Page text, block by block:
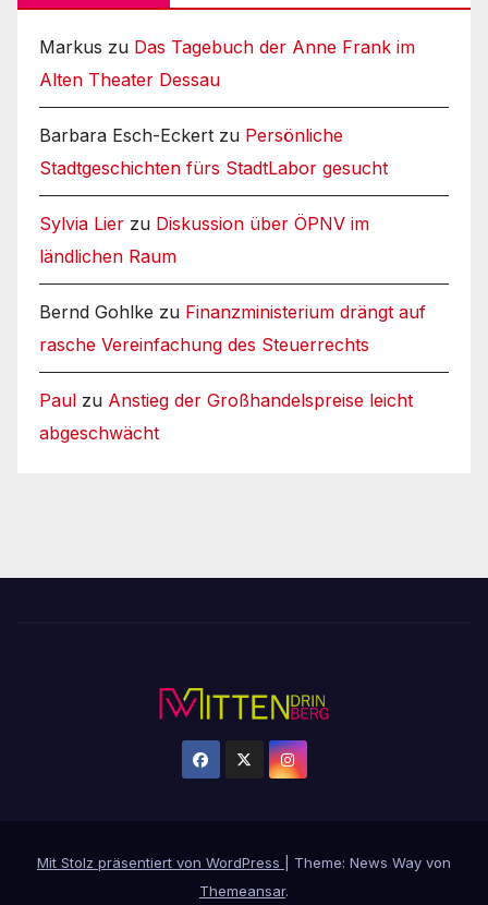
Markus zu Das Tagebuch der Anne Frank im
Alten Theater Dessau
Barbara Esch-Eckert zu Persönliche
Stadtgeschichten fürs StadtLabor gesucht
Sylvia Lier zu Diskussion über ÖPNV im
ländlichen Raum
Bernd Gohlke zu Finanzministerium drängt auf
rasche Vereinfachung des Steuerrechts
Paul zu Anstieg der Großhandelspreise leicht
abgeschwächt
Mit Stolz präsentiert von WordPress
Theme: News Way von
Themeansar.